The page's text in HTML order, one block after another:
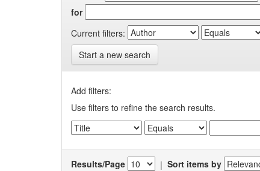
for
Current filters:
Start a new search
Add filters:
Use filters to refine the search results.
Results/Page | Sort items by